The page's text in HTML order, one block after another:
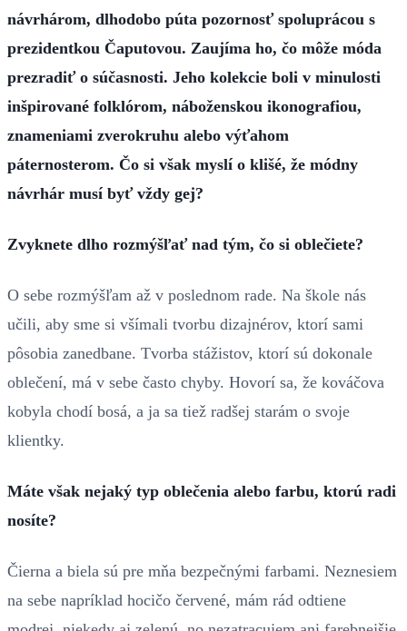
návrhárom, dlhodobo púta pozornosť spoluprácou s
prezidentkou Čaputovou. Zaujíma ho, čo môže móda
prezradiť o súčasnosti. Jeho kolekcie boli v minulosti
inšpirované folklórom, náboženskou ikonografiou,
znameniami zverokruhu alebo výťahom
páternosterom. Čo si však myslí o klišé, že módny
návrhár musí byť vždy gej?
Zvyknete dlho rozmýšľať nad tým, čo si oblečiete?
O sebe rozmýšľam až v poslednom rade. Na škole nás
učili, aby sme si všímali tvorbu dizajnérov, ktorí sami
pôsobia zanedbane. Tvorba stážistov, ktorí sú dokonale
oblečení, má v sebe často chyby. Hovorí sa, že kováčova
kobyla chodí bosá, a ja sa tiež radšej starám o svoje
klientky.
Máte však nejaký typ oblečenia alebo farbu, ktorú radi
nosíte?
Čierna a biela sú pre mňa bezpečnými farbami. Neznesiem
na sebe napríklad hocičo červené, mám rád odtiene